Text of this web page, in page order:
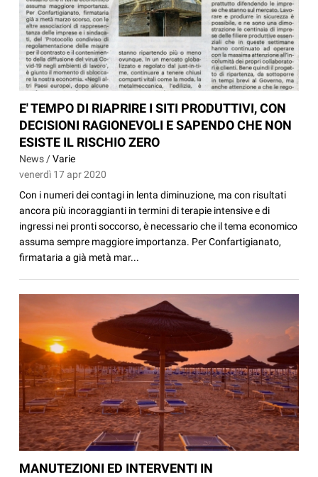
E' TEMPO DI RIAPRIRE I SITI PRODUTTIVI, CON
DECISIONI RAGIONEVOLI E SAPENDO CHE NON
ESISTE IL RISCHIO ZERO
News /Varie
venerdì 17 apr 2020
Con i numeri dei contagi in lenta diminuzione, ma con risultati
ancora più incoraggianti in termini di terapie intensive e di
ingressi nei pronti soccorso, è necessario che il tema economico
assuma sempre maggiore importanza. Per Confartigianato,
firmataria a già metà mar...
MANUTEZIONI ED INTERVENTI IN